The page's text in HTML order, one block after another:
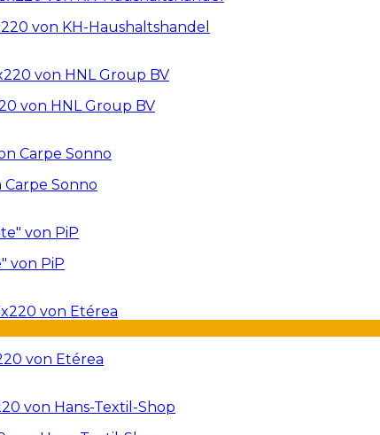
von KH-Haushaltshandel
von HNL Group BV
Sonno
von PiP
von Etérea